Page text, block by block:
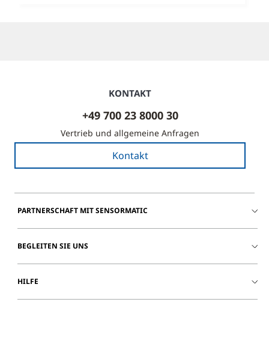
KONTAKT
+49 700 23 8000 30
Vertrieb und allgemeine Anfragen
Kontakt
PARTNERSCHAFT MIT SENSORMATIC
BEGLEITEN SIE UNS
HILFE